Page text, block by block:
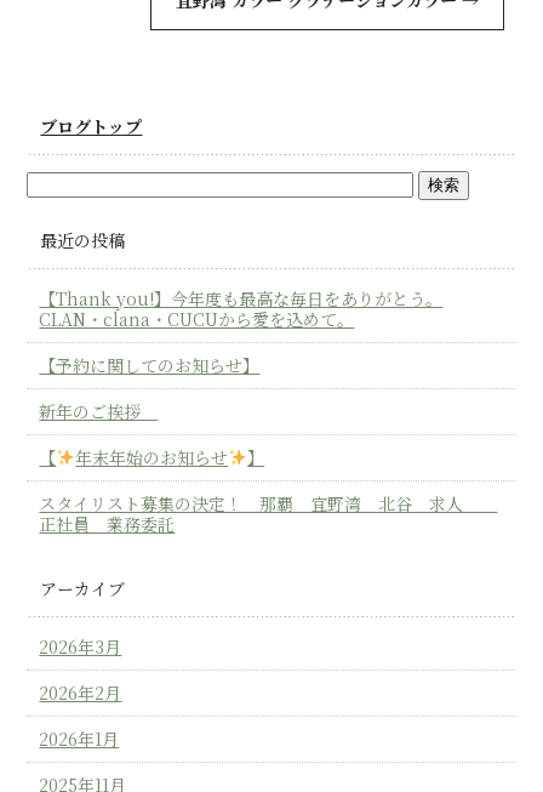
ブログトップ
最近の投稿
【Thank you!】今年度も最高な毎日をありがとう。
CLAN・clana・CUCUから愛を込めて。
【予約に関してのお知らせ】
新年のご挨拶
【
年末年始のお知らせ
】
スタイリスト募集の決定！ 那覇 宜野湾 北谷 求人
正社員 業務委託
アーカイブ
2026年3月
2026年2月
2026年1月
2025年11月